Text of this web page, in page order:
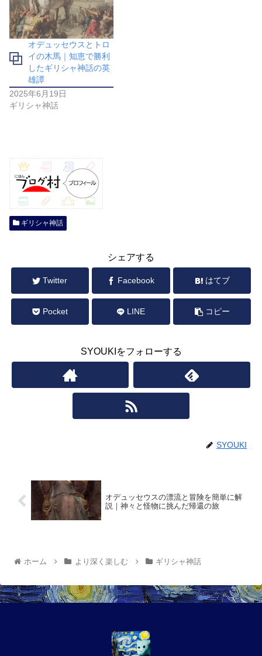
オデュッセウスとトロ
イの木馬｜知恵で勝利
したギリシャ神話の英
雄譚
2025年6月19日
ギリシャ神話
ギリシャ神話
シェアする
Twitter Facebook はてブ
Pocket LINE コピー
SYOUKIをフォローする
SYOUKI
オデュッセウスの漂流と冒険を簡単に解
説｜神々と怪物に挑んだ帰還の旅
ホーム より深く楽しむ ギリシャ神話